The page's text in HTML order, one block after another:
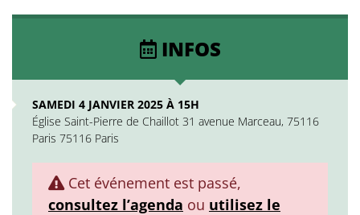
INFOS
SAMEDI 4 JANVIER 2025 À 15H
Église Saint-Pierre de Chaillot 31 avenue Marceau, 75116
Paris 75116 Paris
Cet événement est passé,
consultez l’agenda ou utilisez le